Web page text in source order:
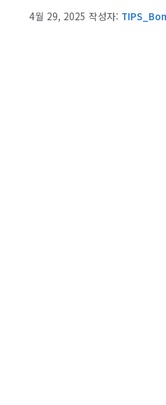
4월 29, 2025 작성자: